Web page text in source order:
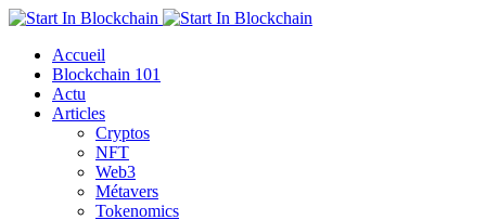
Accueil
Blockchain 101
Actu
Articles
Cryptos
NFT
Web3
Métavers
Tokenomics